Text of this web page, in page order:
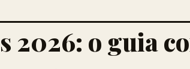
2026: o guia